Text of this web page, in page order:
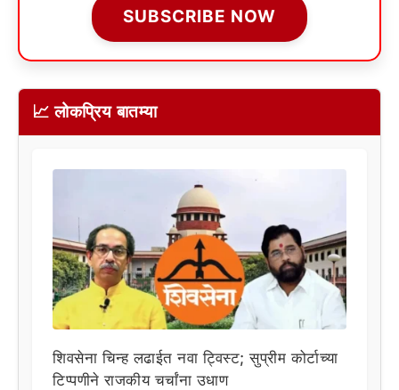
SUBSCRIBE NOW
📈 लोकप्रिय बातम्या
शिवसेना चिन्ह लढाईत नवा ट्विस्ट; सुप्रीम कोर्टाच्या
टिप्पणीने राजकीय चर्चांना उधाण